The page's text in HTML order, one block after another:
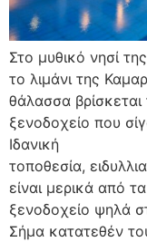
Στο μυθικό νησί
το λιμάνι της
θάλασσα
ξενοδοχείο που
Ιδανική
τοποθεσία,
είναι μερικά από
ξενοδοχείο ψηλά
Σήμα κατατεθέν